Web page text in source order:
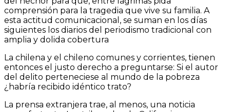
comprensión para la tragedia que vive su familia. A
esta actitud comunicacional, se suman en los días
siguientes los diarios del periodismo tradicional con
amplia y dolida cobertura
La chilena y el chileno comunes y corrientes, tienen
entonces el justo derecho a preguntarse: Si el autor
del delito perteneciese al mundo de la pobreza
¿habría recibido idéntico trato?
La prensa extranjera trae, al menos, una noticia